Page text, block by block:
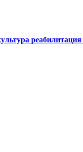
реабилитация